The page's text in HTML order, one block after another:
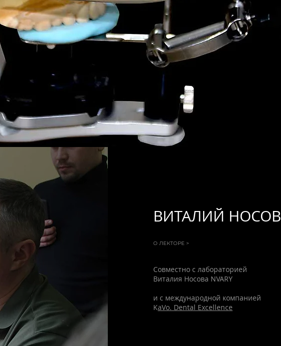
ВИТАЛИЙ НОСОВ
О ЛЕКТОРЕ >
Совместно с лабораторией
Виталия Носова NVARY
и с международной компанией
KaVo. Dental Excellence